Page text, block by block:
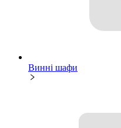
Винні шафи